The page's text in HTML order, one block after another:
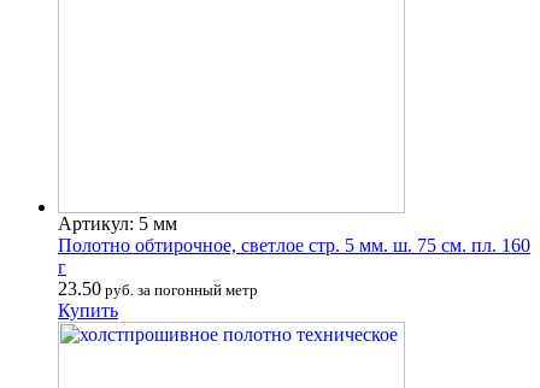
Артикул: 5 мм
Полотно обтирочное, светлое стр. 5 мм. ш. 75 см. пл. 160
г
23.50 руб. за погонный метр
Купить